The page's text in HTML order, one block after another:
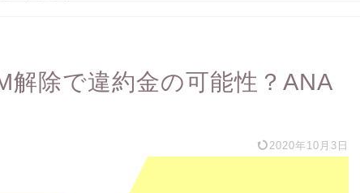
解除で違約金の可能性？ANA
2020年10月3日